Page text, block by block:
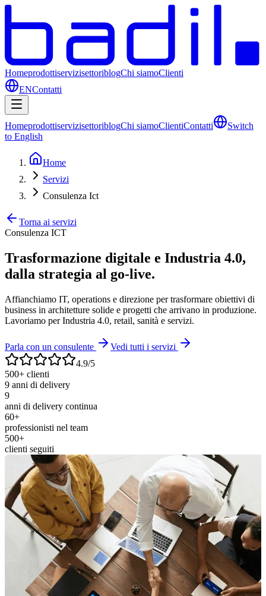
HomeprodottiservizisettoriblogChi siamoClienti
ENContatti
HomeprodottiservizisettoriblogChi siamoClientiContatti
Switch
to English
Home
Servizi
Consulenza Ict
Torna ai servizi
Consulenza ICT
Trasformazione digitale e Industria 4.0,
dalla strategia al go-live.
Affianchiamo IT, operations e direzione per trasformare obiettivi di
business in architetture solide e progetti che arrivano in produzione.
Lavoriamo per Industria 4.0, retail, sanità e servizi.
Parla con un consulente
Vedi tutti i servizi
4.9/5
500+ clienti
9 anni di delivery
9
anni di delivery continua
60+
professionisti nel team
500+
clienti seguiti